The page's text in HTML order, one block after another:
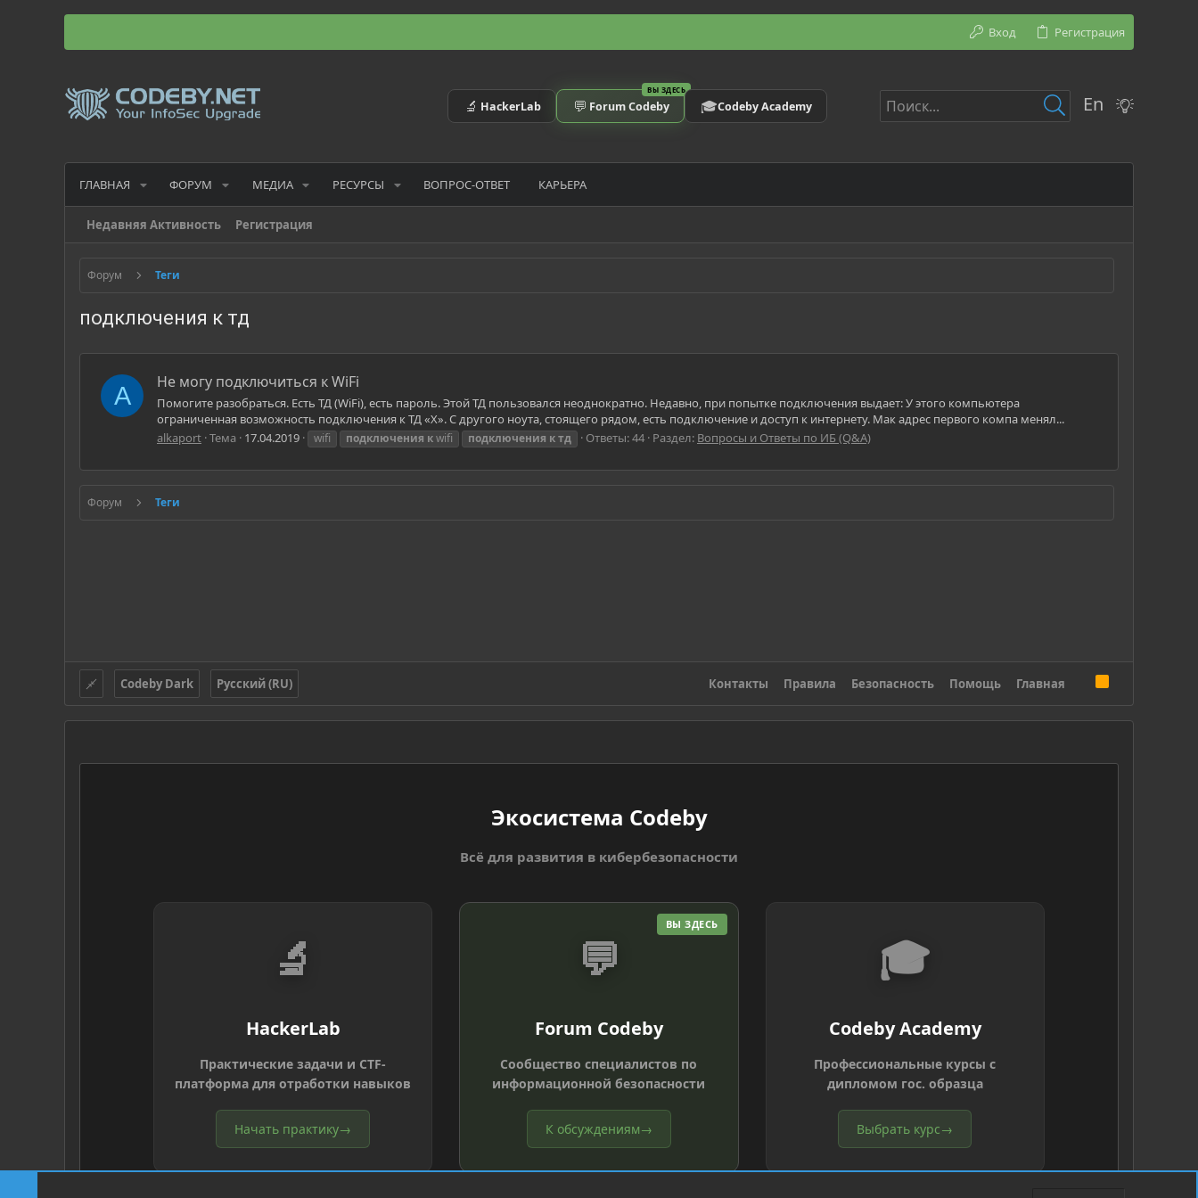
Вход Регистрация
🔬 HackerLab
ВЫ ЗДЕСЬ
💬 Forum Codeby 🎓Codeby Academy En
ГЛАВНАЯ ФОРУМ МЕДИА РЕСУРСЫ ВОПРОС-ОТВЕТ КАРЬЕРА
Недавняя Активность Регистрация
Форум Теги
подключения к тд
A Не могу подключиться к WiFi
Помогите разобраться. Есть ТД (WiFi), есть пароль. Этой ТД пользовался неоднократно. Недавно, при попытке подключения выдает: У этого компьютера
ограниченная возможность подключения к ТД «Х». С другого ноута, стоящего рядом, есть подключение и доступ к интернету. Мак адрес первого компа менял...
alkaport Тема 17.04.2019 wifi подключения кwifi подключения ктд Ответы: 44 Раздел: Вопросы и Ответы по ИБ (Q&A)
Форум Теги
Codeby Dark Русский (RU) Контакты Правила Безопасность Помощь Главная
S
Экосистема Codeby
Всё для развития в кибербезопасности
🔬
HackerLab
Практические задачи и CTF-
платформа для отработки навыков
Начать практику→
ВЫ ЗДЕСЬ
💬
Forum Codeby
Сообщество специалистов по
информационной безопасности
К обсуждениям→
🎓
Codeby Academy
Профессиональные курсы с
дипломом гос. образца
Выбрать курс→